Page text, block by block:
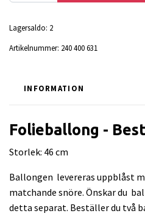
Lagersaldo: 2
Artikelnummer: 240 400 631
INFORMATION
Folieballong -
Storlek: 46 cm
Ballongen levereras uppblåst
matchande snöre. Önskar du
detta separat. Beställer du två